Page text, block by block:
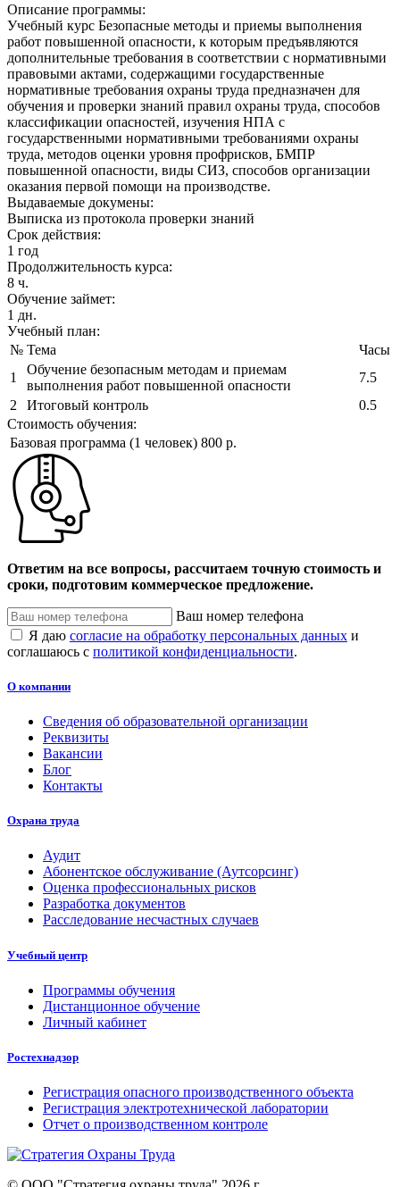
Описание программы:
Учебный курс Безопасные методы и приемы выполнения
работ повышенной опасности, к которым предъявляются
дополнительные требования в соответствии с нормативными
правовыми актами, содержащими государственные
нормативные требования охраны труда предназначен для
обучения и проверки знаний правил охраны труда, способов
классификации опасностей, изучения НПА с
государственными нормативными требованиями охраны
труда, методов оценки уровня профрисков, БМПР
повышенной опасности, виды СИЗ, способов организации
оказания первой помощи на производстве.
Выдаваемые докумены:
Выписка из протокола проверки знаний
Срок действия:
1 год
Продолжительность курса:
8 ч.
Обучение займет:
1 дн.
Учебный план:
№ Тема
Часы
1
Обучение безопасным методам и приемам
выполнения работ повышенной опасности
7.5
2
Итоговый контроль
0.5
Стоимость обучения:
Базовая программа (1 человек) 800 р.
Ответим на все вопросы, рассчитаем точную стоимость и
сроки, подготовим коммерческое предложение.
Ваш номер телефона
Я даю согласие на обработку персональных данных и
соглашаюсь с политикой конфиденциальности.
О компании
Сведения об образовательной организации
Реквизиты
Вакансии
Блог
Контакты
Охрана труда
Аудит
Абонентское обслуживание (Аутсорсинг)
Оценка профессиональных рисков
Разработка документов
Расследование несчастных случаев
Учебный центр
Программы обучения
Дистанционное обучение
Личный кабинет
Ростехнадзор
Регистрация опасного производственного объекта
Регистрация электротехнической лаборатории
Отчет о производственном контроле